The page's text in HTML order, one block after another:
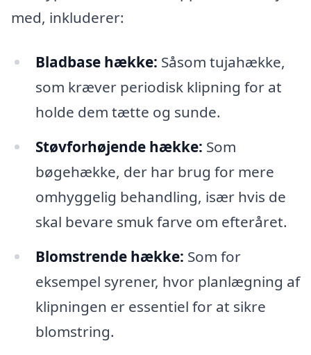
med, inkluderer:
Bladbase hække: Såsom tujahække,
som kræver periodisk klipning for at
holde dem tætte og sunde.
Støvforhøjende hække: Som
bøgehække, der har brug for mere
omhyggelig behandling, især hvis de
skal bevare smuk farve om efteråret.
Blomstrende hække: Som for
eksempel syrener, hvor planlægning af
klipningen er essentiel for at sikre
blomstring.